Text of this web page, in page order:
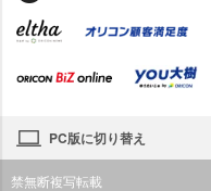
PC版に切り替え
禁無断複写転載